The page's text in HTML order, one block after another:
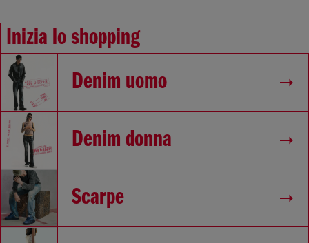
Inizia lo shopping
Denim uomo
Denim donna
Scarpe